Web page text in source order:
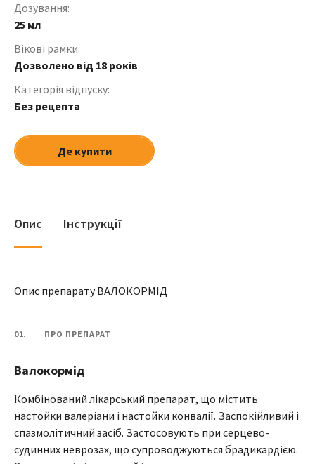
Дозування:
25 мл
Вікові рамки:
Дозволено від 18 років
Категорія відпуску:
Без рецепта
Де купити
Опис Інструкції
Опис препарату ВАЛОКОРМІД
01. ПРО ПРЕПАРАТ
Валокормід
Комбінований лікарський препарат, що містить
настойки валеріани і настойки конвалії. Заспокійливий і
спазмолітичний засіб. Застосовують при серцево-
судинних неврозах, що супроводжуються брадикардією.